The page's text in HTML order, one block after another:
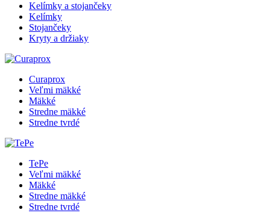
Kelímky a stojančeky
Kelímky
Stojančeky
Kryty a držiaky
Curaprox
Veľmi mäkké
Mäkké
Stredne mäkké
Stredne tvrdé
TePe
Veľmi mäkké
Mäkké
Stredne mäkké
Stredne tvrdé